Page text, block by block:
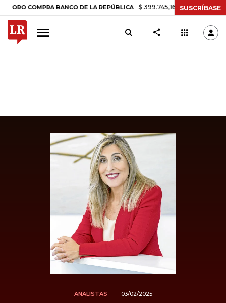
COMPRA BANCO DE LA REPÚBLICA $ 399.745,16 +$ 2.295,71 +0,58%
SUSCRÍBASE
ANALISTAS 03/02/2025